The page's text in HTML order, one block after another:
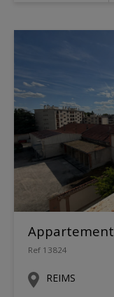
Appartement
Ref 13824
REIMS